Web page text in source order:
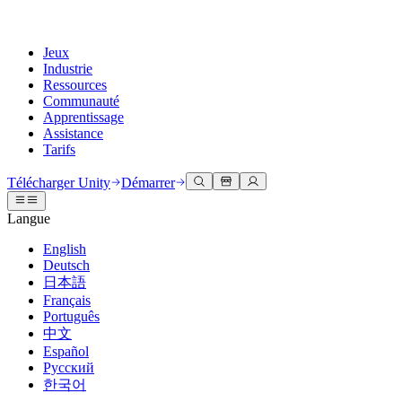
Jeux
Industrie
Ressources
Communauté
Apprentissage
Assistance
Tarifs
Moteur Unity
Créez des jeux 2D et 3D pour n'importe quelle plateforme
Collaboration
Collaborez et itérez rapidement avec votre équipe
Télécharger Unity
Offres et tarifs
Déployez
Multiplateforme
Collaboration 3D
Construisez et révisez des projets 3D en temps réel
Formation immersive
Entraînez-vous dans des environnements immersifs
Expériences client
Créez des expériences interactives 3D
Secteurs
Fabrication
Documentation
Outils de développement
Versions de publication et suivi des problèmes
Feuille de route
Examiner les fonctionnalités à venir
Glossaire
Discussions
Événements
Événements mondiaux et locaux
Histoires de la communauté
Made with Unity
Mise en avant des créateurs Unity
Unity Learn
Maîtrisez les compétences Unity gratuitement
Formation professionnelle
Améliorez votre équipe avec des formateurs Unity
Vous découvrez Unity ?
Démarrer
Démarrez votre apprentissage
Parcours essentiels Unity
Obtenir de l'aide
Vous aider à réussir avec Unity
Plans de succès
Atteignez vos objectifs plus rapidement avec un support expert
FAQ
Réponses aux questions courantes
Contactez-nous.
Connectez-vous avec notre équipe
Télécharger Unity Démarrer
Langue
English
Deutsch
日本語
Français
Português
中文
Español
Русский
한국어